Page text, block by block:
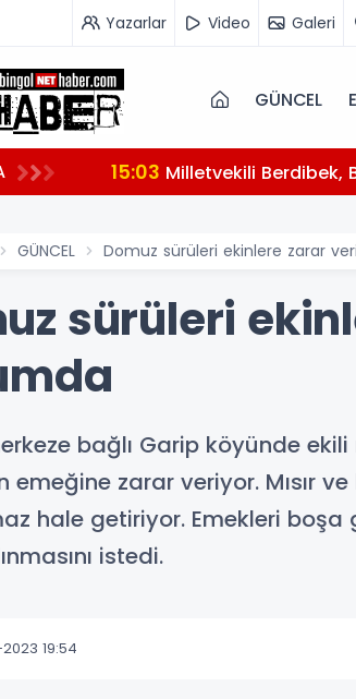
Yazarlar Video Galeri
GÜNCEL
15:03 Milletvekili Berdibek,
GÜNCEL Domuz sürüleri ekinlere zarar
sürüleri
bağlı Garip köyünde
emeğine zarar veriyor. Mısır
hale getiriyor. Emekleri
istedi.
19:54